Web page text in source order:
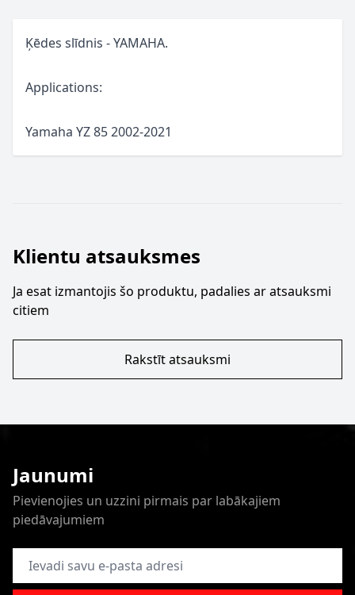
Ķēdes slīdnis - YAMAHA.
Applications:
Yamaha YZ 85 2002-2021
Klientu atsauksmes
Ja esat izmantojis šo produktu, padalies ar atsauksmi
citiem
Rakstīt atsauksmi
Jaunumi
Pievienojies un uzzini pirmais par labākajiem
piedāvajumiem
E-pasta adrese